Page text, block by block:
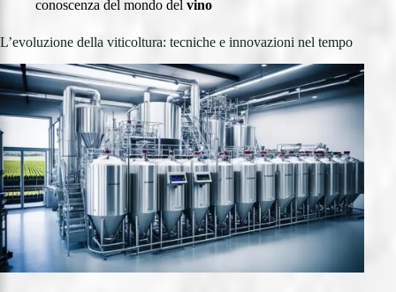
conoscenza del mondo del vino
L’evoluzione della viticoltura: tecniche e innovazioni nel tempo